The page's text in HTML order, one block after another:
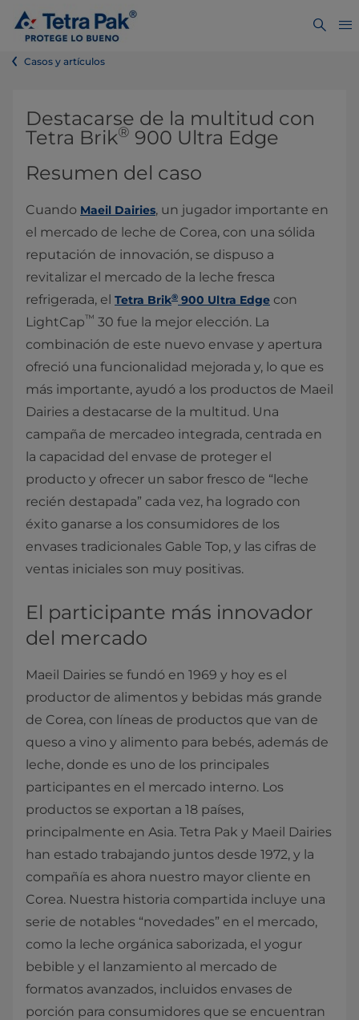
Casos y artículos
Destacarse de la multitud con
Tetra Brik® 900 Ultra Edge
Resumen del caso
Cuando Maeil Dairies, un jugador importante en
el mercado de leche de Corea, con una sólida
reputación de innovación, se dispuso a
revitalizar el mercado de la leche fresca
refrigerada, el Tetra Brik® 900 Ultra Edge con
LightCap™ 30 fue la mejor elección. La
combinación de este nuevo envase y apertura
ofreció una funcionalidad mejorada y, lo que es
más importante, ayudó a los productos de Maeil
Dairies a destacarse de la multitud. Una
campaña de mercadeo integrada, centrada en
la capacidad del envase de proteger el
producto y ofrecer un sabor fresco de “leche
recién destapada” cada vez, ha logrado con
éxito ganarse a los consumidores de los
envases tradicionales Gable Top, y las cifras de
ventas iniciales son muy positivas.
El participante más innovador
del mercado
Maeil Dairies se fundó en 1969 y hoy es el
productor de alimentos y bebidas más grande
de Corea, con líneas de productos que van de
queso a vino y alimento para bebés, además de
leche, donde es uno de los principales
participantes en el mercado interno. Los
productos se exportan a 18 países,
principalmente en Asia. Tetra Pak y Maeil Dairies
han estado trabajando juntos desde 1972, y la
compañía es ahora nuestro mayor cliente en
Corea. Nuestra historia compartida incluye una
serie de notables “novedades” en el mercado,
como la leche orgánica saborizada, el yogur
bebible y el lanzamiento al mercado de
formatos avanzados, incluidos envases de
porción para consumidores que se encuentran